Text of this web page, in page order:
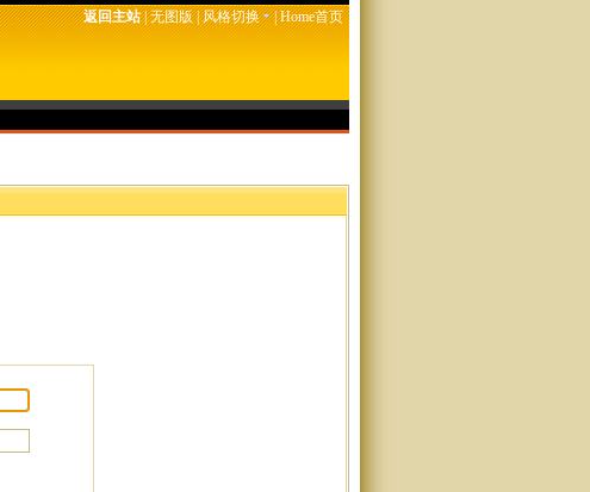
返回主站|无图版|风格切换 |Home首页